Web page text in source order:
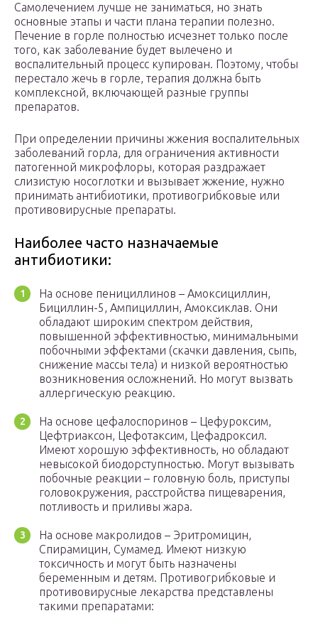
Самолечением лучше не заниматься, но знать
основные этапы и части плана терапии полезно.
Печение в горле полностью исчезнет только после
того, как заболевание будет вылечено и
воспалительный процесс купирован. Поэтому, чтобы
перестало жечь в горле, терапия должна быть
комплексной, включающей разные группы
препаратов.
При определении причины жжения воспалительных
заболеваний горла, для ограничения активности
патогенной микрофлоры, которая раздражает
слизистую носоглотки и вызывает жжение, нужно
принимать антибиотики, противогрибковые или
противовирусные препараты.
Наиболее часто назначаемые
антибиотики:
На основе пенициллинов – Амоксициллин,
Бициллин-5, Ампициллин, Амоксиклав. Они
обладают широким спектром действия,
повышенной эффективностью, минимальными
побочными эффектами (скачки давления, сыпь,
снижение массы тела) и низкой вероятностью
возникновения осложнений. Но могут вызвать
аллергическую реакцию.
На основе цефалоспоринов – Цефуроксим,
Цефтриаксон, Цефотаксим, Цефадроксил.
Имеют хорошую эффективность, но обладают
невысокой биодорступностью. Могут вызывать
побочные реакции – головную боль, приступы
головокружения, расстройства пищеварения,
потливость и приливы жара.
На основе макролидов – Эритромицин,
Спирамицин, Сумамед. Имеют низкую
токсичность и могут быть назначены
беременным и детям. Противогрибковые и
противовирусные лекарства представлены
такими препаратами: